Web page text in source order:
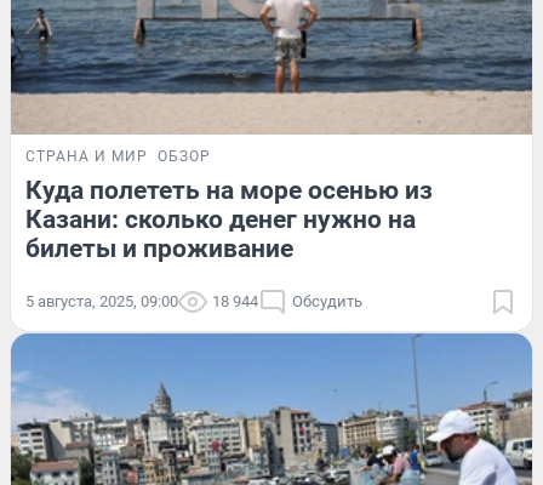
СТРАНА И МИР ОБЗОР
Куда полететь на море осенью из
Казани: сколько денег нужно на
билеты и проживание
5 августа, 2025, 09:00 18 944 Обсудить